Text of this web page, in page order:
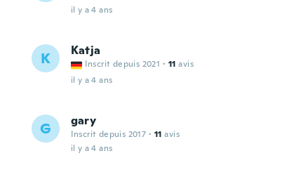
il y a 4 ans
K Katja
Inscrit depuis 2021 · 11 avis
il y a 4 ans
G gary
Inscrit depuis 2017 · 11 avis
il y a 4 ans